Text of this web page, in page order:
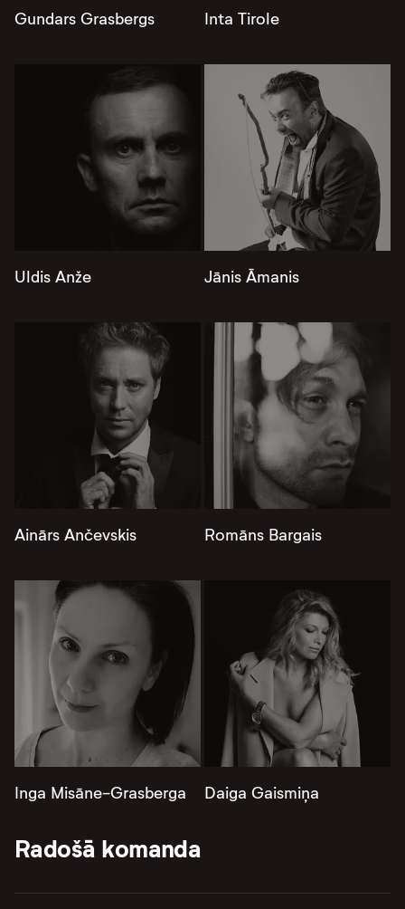
Gundars Grasbergs Inta Tirole
Uldis Anže Jānis Āmanis
Ainārs Ančevskis Romāns Bargais
Inga Misāne-Grasberga Daiga Gaismiņa
Radošā komanda